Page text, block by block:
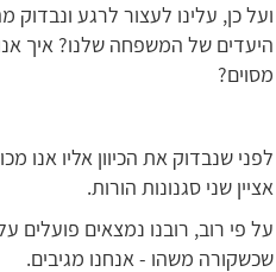
ועל כן, עלינו לעצור לרגע ונבדוק
היעדים של המשפחה שלנו? איך
מסוים?
לפני שנבדוק את הכיוון אליו אנו
אציין שני סגנונות הורות.
על פי רוב, רובנו נמצאים פועלים
שכשקורה משהו - אנחנו מגיבים.